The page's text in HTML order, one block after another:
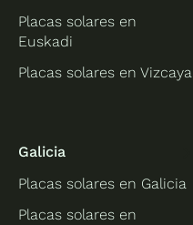
Placas solares en
Euskadi
Placas solares en Vizcaya
Galicia
Placas solares en Galicia
Placas solares en